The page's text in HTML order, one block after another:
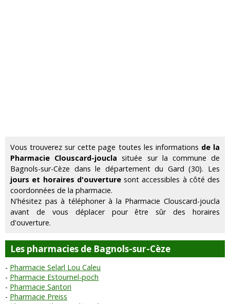
Vous trouverez sur cette page toutes les informations de la
Pharmacie Clouscard-joucla située sur la commune de
Bagnols-sur-Cèze dans le département du Gard (30). Les
jours et horaires d'ouverturesont accessibles à côté des
coordonnées de la pharmacie.
N'hésitez pas à téléphoner à la Pharmacie Clouscard-joucla
avant de vous déplacer pour être sûr des horaires
d'ouverture.
Les pharmacies de Bagnols-sur-Cèze
Pharmacie Selarl Lou Caleu
Pharmacie Estournel-poch
Pharmacie Santori
Pharmacie Preiss